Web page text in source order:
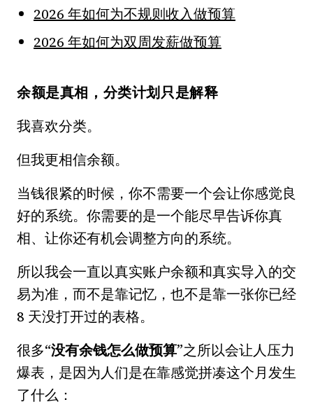
2026 年如何为不规则收入做预算
2026 年如何为双周发薪做预算
余额是真相，分类计划只是解释
我喜欢分类。
但我更相信余额。
当钱很紧的时候，你不需要一个会让你感觉良
好的系统。你需要的是一个能尽早告诉你真
相、让你还有机会调整方向的系统。
所以我会一直以真实账户余额和真实导入的交
易为准，而不是靠记忆，也不是靠一张你已经
8 天没打开过的表格。
很多“没有余钱怎么做预算”之所以会让人压力
爆表，是因为人们是在靠感觉拼凑这个月发生
了什么：